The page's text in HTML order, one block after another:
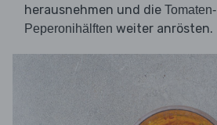
herausnehmen und die Tomaten-
Peperonihälften weiter anrösten.